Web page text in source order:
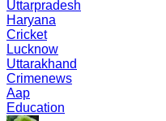
Uttarpradesh
Haryana
Cricket
Lucknow
Uttarakhand
Crimenews
Aap
Education